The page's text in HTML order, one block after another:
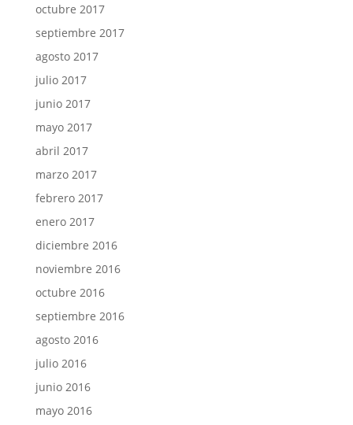
octubre 2017
septiembre 2017
agosto 2017
julio 2017
junio 2017
mayo 2017
abril 2017
marzo 2017
febrero 2017
enero 2017
diciembre 2016
noviembre 2016
octubre 2016
septiembre 2016
agosto 2016
julio 2016
junio 2016
mayo 2016